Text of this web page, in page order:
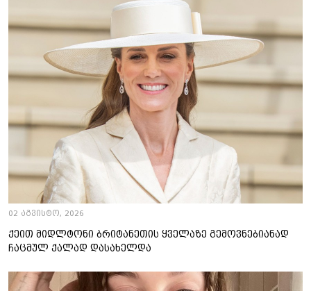
02 აგვისტო, 2026
ქეით მიდლტონი ბრიტანეთის ყველაზე გემოვნებიანად
ჩაცმულ ქალად დასახელდა